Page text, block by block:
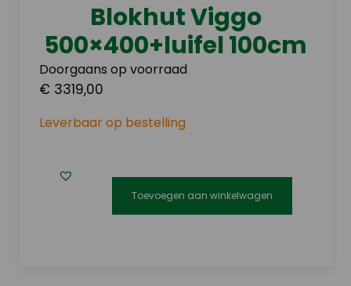
Blokhut Viggo
500×400+luifel 100cm
Doorgaans op voorraad
€ 3319,00
Leverbaar op bestelling
Toevoegen aan winkelwagen